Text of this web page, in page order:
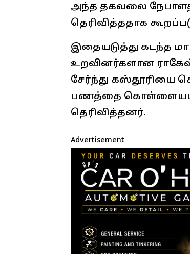
அந்த தகவலை
தெரிவித்ததாக
இதையடுத்து கடந்த
உறவினர்களான ராகேஷ்
சேர்ந்து கஸ்தூரியை
பணத்தை
தெரிவித்தனர்.
Advertisement